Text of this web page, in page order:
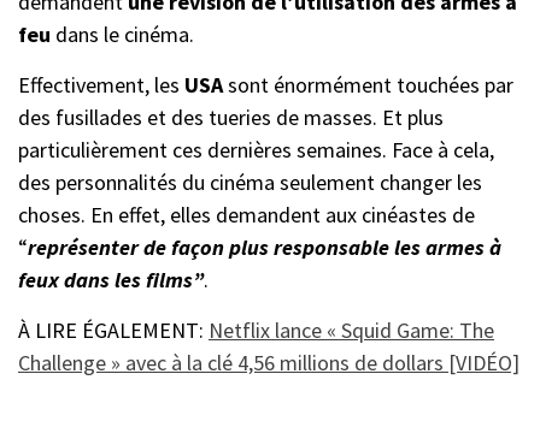
feu dans le cinéma.
Effectivement, les USAsont énormément touchées par
des fusillades et des tueries de masses. Et plus
particulièrement ces dernières semaines. Face à cela,
des personnalités du cinéma seulement changer les
choses. En effet, elles demandent aux cinéastes de
“représenter de façon plus responsable les armes à
feux dans les films”.
À LIRE ÉGALEMENT: Netflix lance « Squid Game: The
Challenge » avec à la clé 4,56 millions de dollars [VIDÉO]